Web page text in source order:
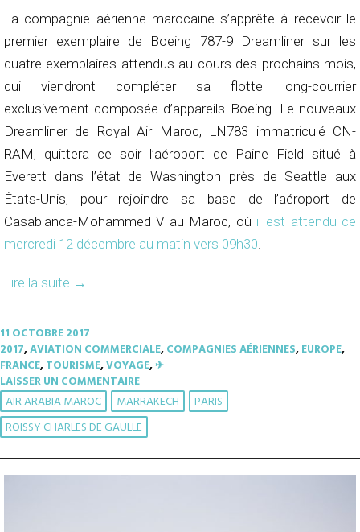
La compagnie aérienne marocaine s’apprête à recevoir le
premier exemplaire de Boeing 787-9 Dreamliner sur les
quatre exemplaires attendus au cours des prochains mois,
qui viendront compléter sa flotte long-courrier
exclusivement composée d’appareils Boeing. Le nouveaux
Dreamliner de Royal Air Maroc, LN783 immatriculé CN-
RAM, quittera ce soir l’aéroport de Paine Field situé à
Everett dans l’état de Washington près de Seattle aux
États-Unis, pour rejoindre sa base de l’aéroport de
Casablanca-Mohammed V au Maroc, où il est attendu ce
mercredi 12 décembre au matin vers 09h30.
Lire la suite →
11 OCTOBRE 2017
2017,AVIATION COMMERCIALE,COMPAGNIES AÉRIENNES,EUROPE,
FRANCE,TOURISME,VOYAGE,✈︎
LAISSER UN COMMENTAIRE
AIR ARABIA MAROC MARRAKECH
PARIS
ROISSY CHARLES DE GAULLE